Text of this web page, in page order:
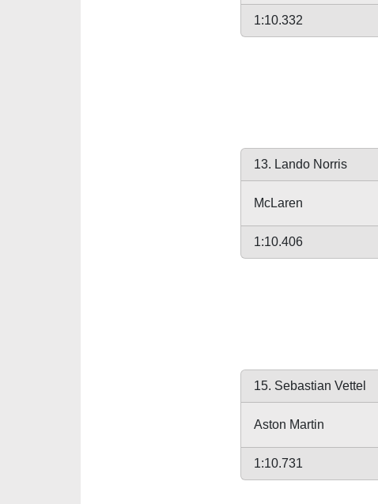
1:10.332
13. Lando Norris
McLaren
1:10.406
15. Sebastian Vettel
Aston Martin
1:10.731